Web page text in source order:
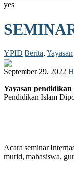
yes
YPID Berita, Yayasan
September 29, 2022
Yayasan
Pendidikan Islam
Acara seminar
murid, mahasiswa,